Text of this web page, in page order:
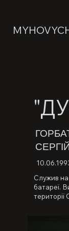
Служив на
батареї.